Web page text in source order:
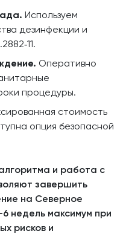
Используем
дезинфекции и
Оперативно
процедуры.
стоимость
опция безопасной
и работа с
завершить
на Северное
недель максимум при
рисков и